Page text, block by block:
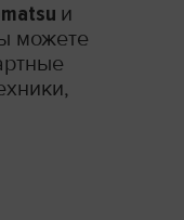
и
можете